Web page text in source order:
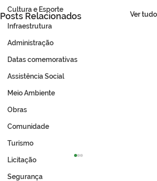
Cultura e Esporte
Infraestrutura
Administração
Datas comemorativas
Assistência Social
Meio Ambiente
Obras
Comunidade
Turismo
Licitação
Segurança
Posts Relacionados Ver tudo